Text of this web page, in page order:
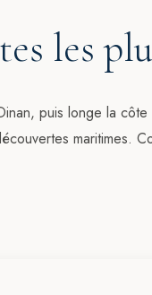
les
, puis longe la côte